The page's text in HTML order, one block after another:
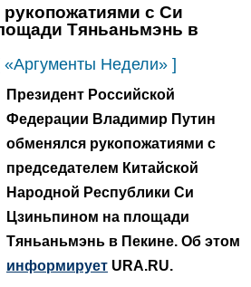
с Си
Тяньаньмэнь в
Недели» ]
Президент Российской
Федерации Владимир Путин
обменялся рукопожатиями с
председателем Китайской
Народной Республики Си
Цзиньпином на площади
Тяньаньмэнь в Пекине. Об этом
информирует URA.RU.